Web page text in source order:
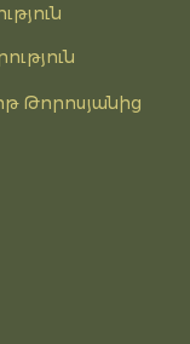
Թորոսյանից